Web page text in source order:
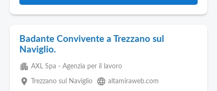
Badante Convivente a Trezzano sul
Naviglio.
apartment AXL Spa - Agenzia per il lavoro
place Trezzano sul Naviglio language altamiraweb.com